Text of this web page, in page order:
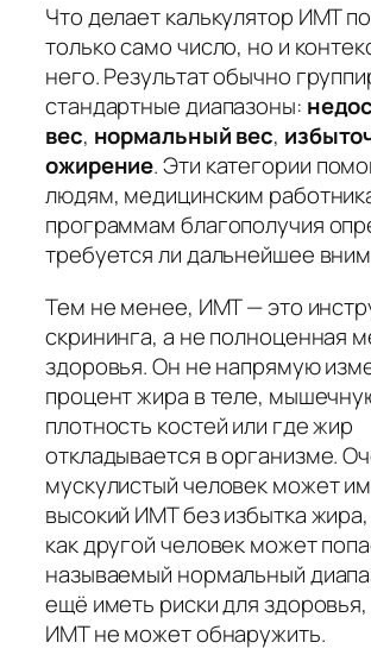
Что делает калькулятор ИМТ
только само число, но и
него. Результат обычно
стандартные диапазоны:
вес, нормальный вес,
ожирение. Эти категории
людям, медицинским
программам благополучия
требуется ли дальнейшее
Тем не менее, ИМТ — это
скрининга, а не полноценная
здоровья. Он не напрямую
процент жира в теле,
плотность костей или где жир
откладывается в организме.
мускулистый человек может
высокий ИМТ без избытка
как другой человек может
называемый нормальный
ещё иметь риски для
ИМТ не может обнаружить.